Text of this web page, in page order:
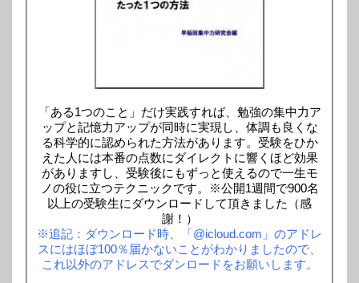
「ある1つのこと」だけ実践すれば、勉強の集中力ア
ップと記憶力アップが同時に実現し、体調も良くな
る科学的に認められた方法があります。受験をひか
えた人には本番の点数にダイレクトに響くほど効果
がありますし、受験後にもずっと使えるので一生モ
ノの役に立つテクニックです。※公開1週間で900名
以上の受験生にダウンロードして頂きました（感
謝！）
※追記：ダウンロード時、「@icloud.com」のアドレ
スにはほぼ100％届かないことがわかりましたので、
これ以外のアドレスでダンロードをお願いします。